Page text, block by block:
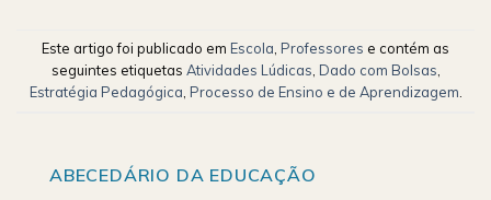
Este artigo foi publicado em Escola Professores e contém as
seguintes etiquetas Atividades Lúdicas Dado com Bolsas
Estratégia Pedagógica Processo de Ensino e de Aprendizagem
ABECEDÁRIO DA EDUCAÇÃO